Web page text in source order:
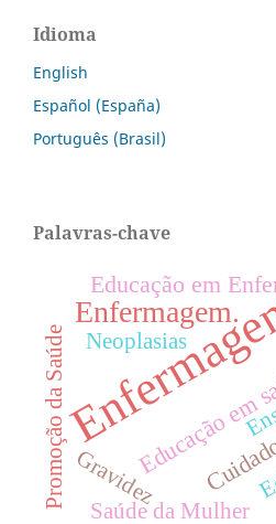
Idioma
English
Español (España)
Português (Brasil)
Palavras-chave
Enfermagem.
Educação em
Educação
Neoplasias
Promoção da Saúde
Saúde da Mulher
Gravidez